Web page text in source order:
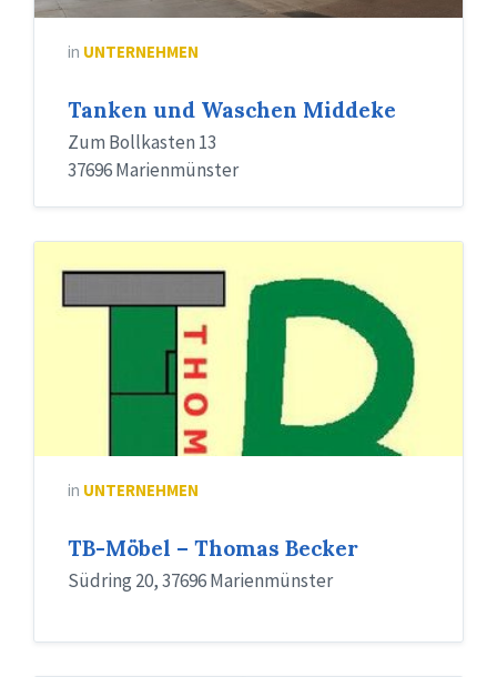
in UNTERNEHMEN
Tanken und Waschen Middeke
Zum Bollkasten 13
37696 Marienmünster
in UNTERNEHMEN
TB-Möbel – Thomas Becker
Südring 20, 37696 Marienmünster